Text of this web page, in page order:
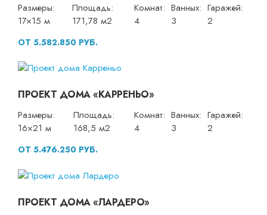
Размеры:
17×15 м
Площадь:
171,78 м2
Комнат:
4
Ванных:
3
Гаражей:
2
ОТ 5.582.850 РУБ.
ПРОЕКТ ДОМА «КАРРЕНЬО»
Размеры:
16×21 м
Площадь:
168,5 м2
Комнат:
4
Ванных:
3
Гаражей:
2
ОТ 5.476.250 РУБ.
ПРОЕКТ ДОМА «ЛАРДЕРО»